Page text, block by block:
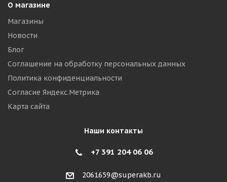
О магазине
Магазины
Новости
Блог
Соглашение на обработку персональных данных
Политика конфиденциальности
Согласие Яндекс.Метрика
Карта сайта
Наши контакты
+7 391 204 06 06
2061659@superakb.ru